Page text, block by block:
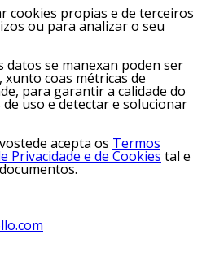
cookies propias e de terceiros
ou para analizar o seu
datos se manexan poden ser
coas métricas de
para garantir a calidade do
uso e detectar e solucionar
acepta os Termos
Privacidade e de Cookies tal e